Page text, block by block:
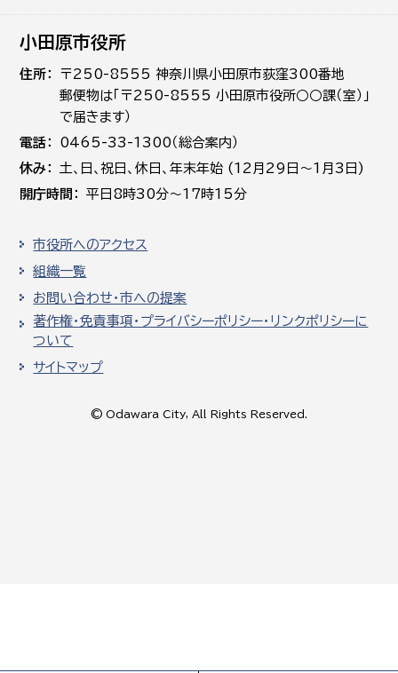
小田原市役所
住所
〒250-8555 神奈川県小田原市荻窪300番地
郵便物は「〒250-8555 小田原市役所○○課（室）」
で届きます）
電話
0465-33-1300（総合案内）
休み
土､日､祝日、休日、年末年始 (12月29日～1月3日)
開庁時間
平日8時30分～17時15分
市役所へのアクセス
組織一覧
お問い合わせ・市への提案
著作権・免責事項・プライバシーポリシー・リンクポリシーに
ついて
サイトマップ
© Odawara City, All Rights Reserved.